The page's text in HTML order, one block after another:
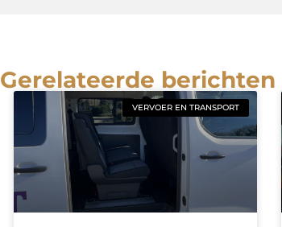
Gerelateerde berichten
VERVOER EN TRANSPORT